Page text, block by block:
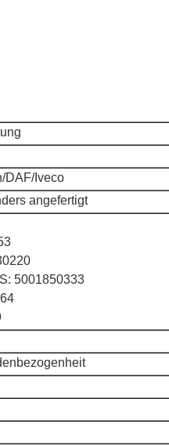
DAF/Iveco
angefertigt
5001850333